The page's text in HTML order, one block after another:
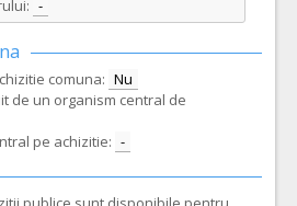
-
comuna: Nu
de un organism central de
pe achizitie: -